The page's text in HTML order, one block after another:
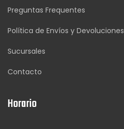
Preguntas Frequentes
Política de Envíos y Devoluciones
Sucursales
Contacto
Horario